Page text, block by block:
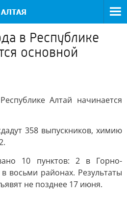
в Республике
основной
Алтай начинается
358 выпускников, химию
10 пунктов: 2 в Горно-
восьми районах. Результаты
не позднее 17 июня.